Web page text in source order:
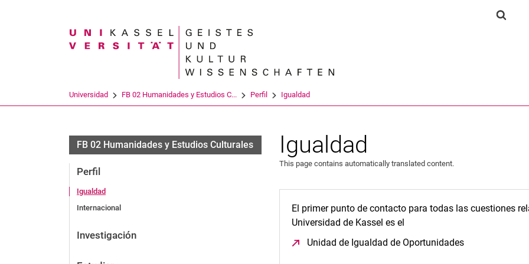
Jump directly to: content
Jump directly to: search
Jump directly to: main
Search term
Universidad FB 02 Humanidades y Estudios C... Perfil Igualdad
FB 02 Humanidades y Estudios Culturales
Perfil
Igualdad
Internacional
Investigación
Igualdad
This page contains automatically translated content.
El primer punto de contacto para todas las cuestiones
Universidad de Kassel es el
Unidad de Igualdad de Oportunidades